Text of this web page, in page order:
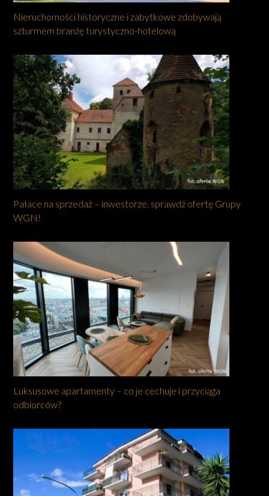
Nieruchomości historyczne i zabytkowe zdobywają
szturmem branżę turystyczno-hotelową
Pałace na sprzedaż – inwestorze, sprawdź ofertę Grupy
WGN!
Luksusowe apartamenty – co je cechuje i przyciąga
odbiorców?